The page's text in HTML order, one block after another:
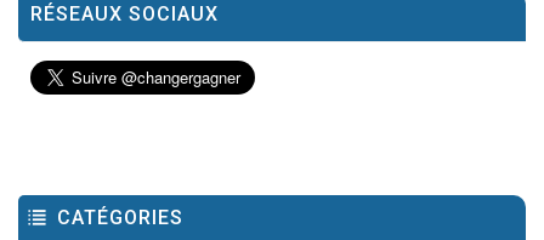
RÉSEAUX SOCIAUX
CATÉGORIES